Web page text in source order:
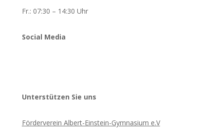
Fr.: 07:30 – 14:30 Uhr
Social Media
Unterstützen Sie uns
Förderverein Albert-Einstein-Gymnasium e.V